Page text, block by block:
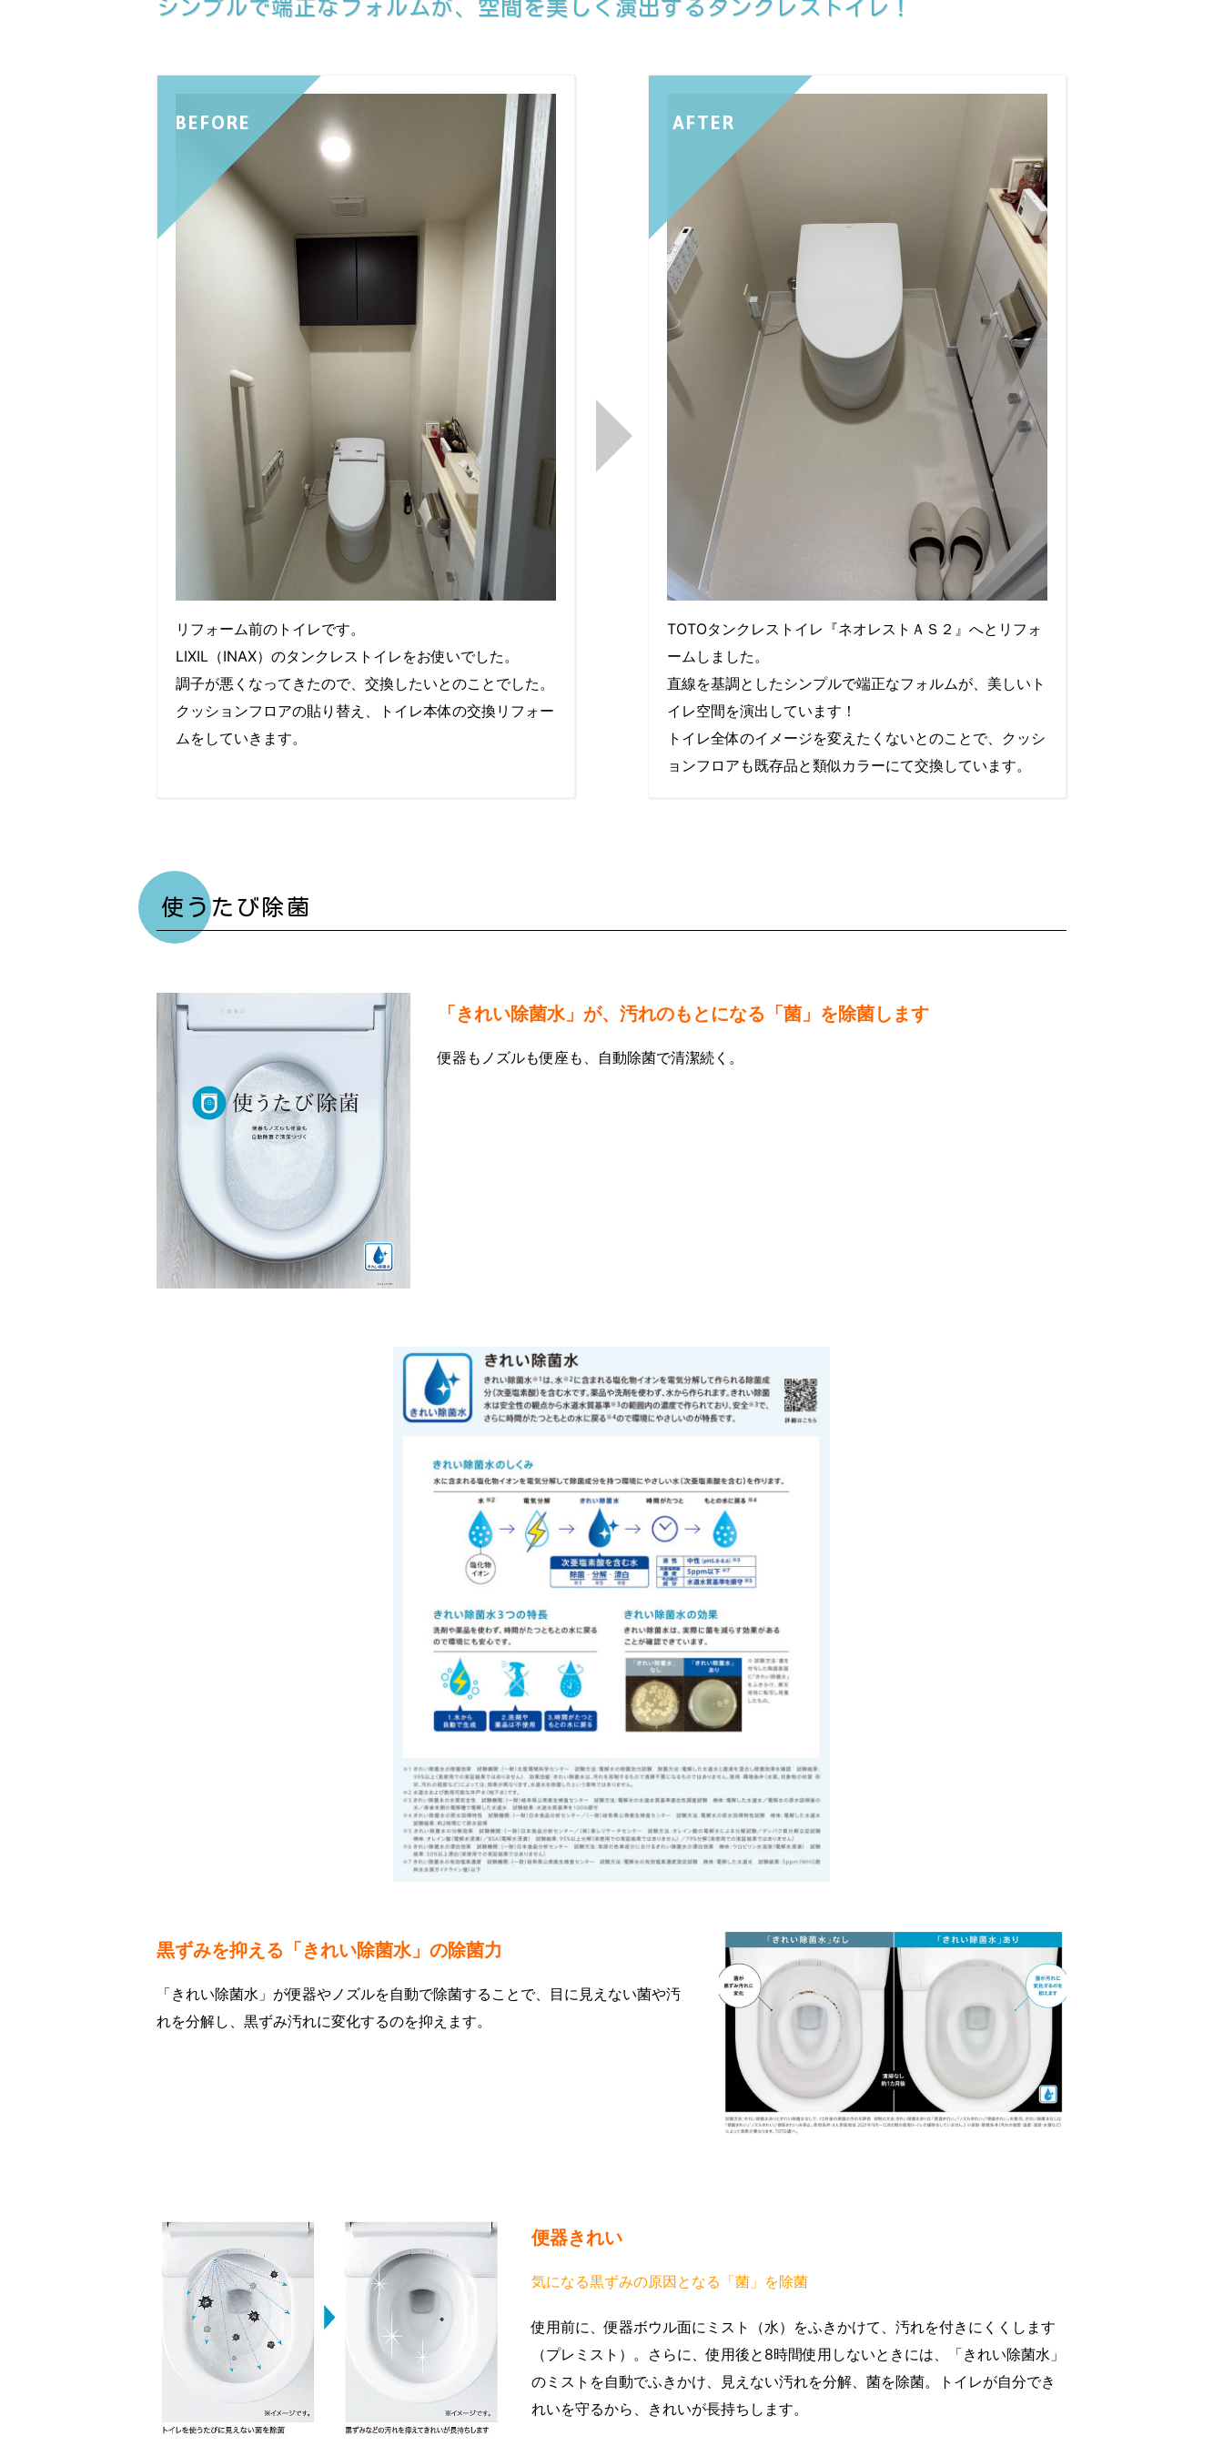
シンプルで端正なフォルムが、空間を美しく演出するタンクレストイレ！
BEFORE
リフォーム前のトイレです。
LIXIL（INAX）のタンクレストイレをお使いでした。
調子が悪くなってきたので、交換したいとのことでした。
クッションフロアの貼り替え、トイレ本体の交換リフォー
ムをしていきます。
AFTER
TOTOタンクレストイレ『ネオレストＡＳ２』へとリフォ
ームしました。
直線を基調としたシンプルで端正なフォルムが、美しいト
イレ空間を演出しています！
トイレ全体のイメージを変えたくないとのことで、クッシ
ョンフロアも既存品と類似カラーにて交換しています。
使うたび除菌
「きれい除菌水」が、汚れのもとになる「菌」を除菌します
便器もノズルも便座も、自動除菌で清潔続く。
黒ずみを抑える「きれい除菌水」の除菌力
「きれい除菌水」が便器やノズルを自動で除菌することで、目に見えない菌や汚
れを分解し、黒ずみ汚れに変化するのを抑えます。
便器きれい
気になる黒ずみの原因となる「菌」を除菌
使用前に、便器ボウル面にミスト（水）をふきかけて、汚れを付きにくくします
（プレミスト）。さらに、使用後と8時間使用しないときには、「きれい除菌水」
のミストを自動でふきかけ、見えない汚れを分解、菌を除菌。トイレが自分でき
れいを守るから、きれいが長持ちします。